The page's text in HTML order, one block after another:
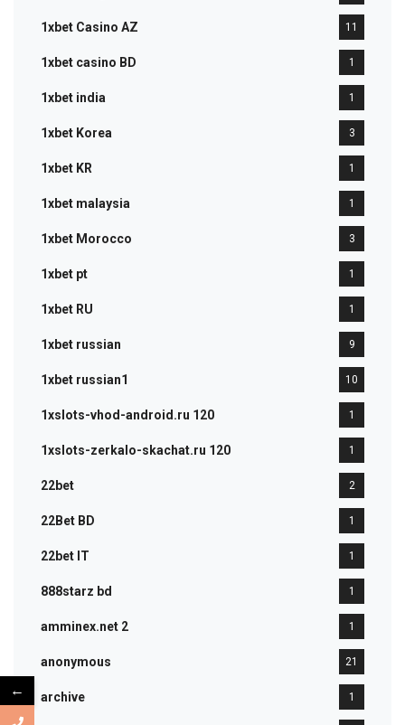
1xbet Casino AZ 11
1xbet casino BD 1
1xbet india 1
1xbet Korea 3
1xbet KR 1
1xbet malaysia 1
1xbet Morocco 3
1xbet pt 1
1xbet RU 1
1xbet russian 9
1xbet russian1 10
1xslots-vhod-android.ru 120 1
1xslots-zerkalo-skachat.ru 120 1
22bet 2
22Bet BD 1
22bet IT 1
888starz bd 1
amminex.net 2 1
anonymous 21
archive 1
←